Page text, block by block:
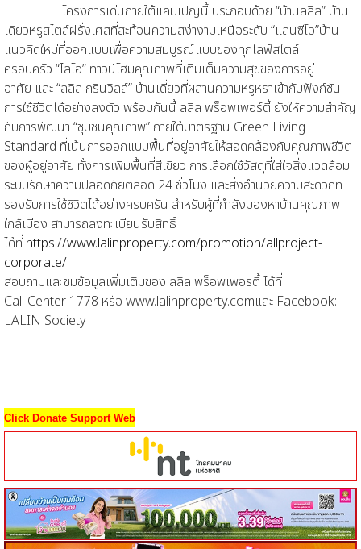
โครงการเด่นภายใต้แคมเปญนี้ ประกอบด้วย “บ้านลลิล” บ้าน
เดี่ยวหรูสไตล์ฝรั่งเศสที่สะท้อนความสง่างามเหนือระดับ “แลนซีโอ”บ้าน
แนวคิดใหม่ที่ออกแบบเพื่อความสมบูรณ์แบบของทุกไลฟ์สไตล์
ครอบครัว “ไลโอ” ทาวน์โฮมคุณภาพที่เติมเต็มความสุขของการอยู่
อาศัย และ “ลลิล กรีนวิลล์” บ้านเดี่ยวที่ผสานความหรูหราเข้ากับฟังก์ชัน
การใช้ชีวิตได้อย่างลงตัว พร้อมกันนี้ ลลิล พร็อพเพอร์ตี้ ยังให้ความสำคัญ
กับการพัฒนา “ชุมชนคุณภาพ” ภายใต้มาตรฐาน Green Living
Standard ที่เน้นการออกแบบพื้นที่อยู่อาศัยให้สอดคล้องกับคุณภาพชีวิต
ของผู้อยู่อาศัย ทั้งการเพิ่มพื้นที่สีเขียว การเลือกใช้วัสดุที่ใส่ใจสิ่งแวดล้อม
ระบบรักษาความปลอดภัยตลอด 24ชั่วโมง และสิ่งอำนวยความสะดวกที่
รองรับการใช้ชีวิตได้อย่างครบครัน สำหรับผู้ที่กำลังมองหาบ้านคุณภาพ
ใกล้เมือง สามารถลงทะเบียนรับสิทธิ์
ได้ที่ https://www.lalinproperty.com/promotion/allproject-
corporate/
สอบถามและชมข้อมูลเพิ่มเติมของ ลลิล พร็อพเพอรตี้ได้ที่
Call Center 1778 หรือ www.lalinproperty.comและ Facebook:
LALIN Society
Click Donate Support Web